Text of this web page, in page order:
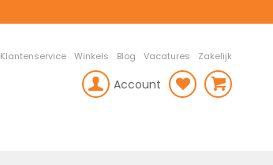
Klantenservice Winkels Blog Vacatures Zakelijk
Account